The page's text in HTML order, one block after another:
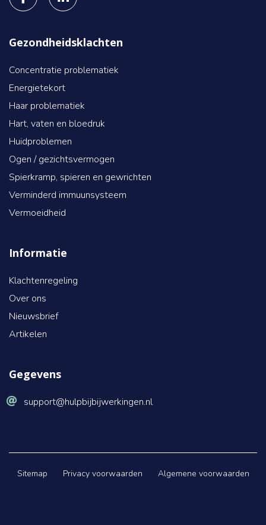
Gezondheidsklachten
Concentratie problematiek
Energietekort
Haar problematiek
Hart, vaten en bloedruk
Huidproblemen
Ogen / gezichtsvermogen
Spierkramp, spieren en gewrichten
Verminderd immuunsysteem
Vermoeidheid
Informatie
Klachtenregeling
Over ons
Nieuwsbrief
Artikelen
Gegevens
support@hulpbijbijwerkingen.nl
Sitemap Privacy voorwaarden Algemene voorwaarden